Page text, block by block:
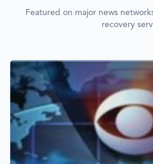
Featured on major news
recovery